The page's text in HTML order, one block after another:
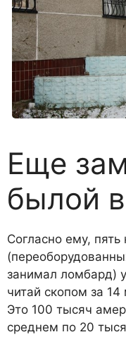
Еще
былой
Согласно ему,
занимал ломбард)
читай скопом за
Это 100 тысяч
среднем по 20